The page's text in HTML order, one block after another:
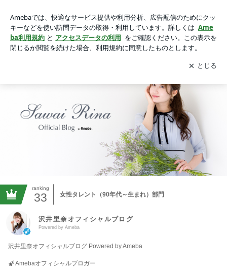
アプリをダウンロードして ブログの更新通知
を受け取りまし
ょう。
開く
ranking
33 女性タレント（90年代～生まれ）部門
沢井里奈オフィシャルブログ
Powered by Ameba
沢井里奈オフィシャルブログ Powered by Ameba
Amebaオフィシャルブロガー